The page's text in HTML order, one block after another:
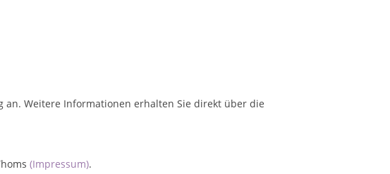
Weitere Informationen erhalten Sie direkt über die
(Impressum).